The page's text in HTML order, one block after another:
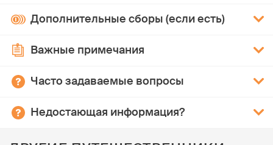
Дополнительные сборы (если есть)
Важные примечания
Часто задаваемые вопросы
Недостающая информация?